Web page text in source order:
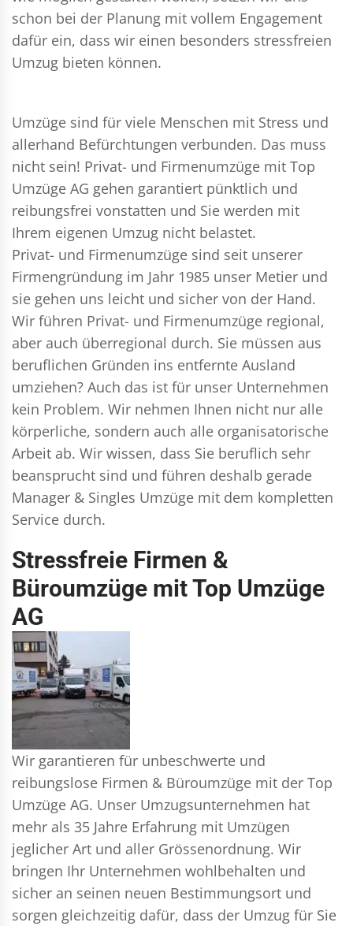
schon bei der Planung mit vollem Engagement
dafür ein, dass wir einen besonders stressfreien
Umzug bieten können.
Umzüge sind für viele Menschen mit Stress und
allerhand Befürchtungen verbunden. Das muss
nicht sein! Privat- und Firmenumzüge mit Top
Umzüge AG gehen garantiert pünktlich und
reibungsfrei vonstatten und Sie werden mit
Ihrem eigenen Umzug nicht belastet.
Privat- und Firmenumzüge sind seit unserer
Firmengründung im Jahr 1985 unser Metier und
sie gehen uns leicht und sicher von der Hand.
Wir führen Privat- und Firmenumzüge regional,
aber auch überregional durch. Sie müssen aus
beruflichen Gründen ins entfernte Ausland
umziehen? Auch das ist für unser Unternehmen
kein Problem. Wir nehmen Ihnen nicht nur alle
körperliche, sondern auch alle organisatorische
Arbeit ab. Wir wissen, dass Sie beruflich sehr
beansprucht sind und führen deshalb gerade
Manager & Singles Umzüge mit dem kompletten
Service durch.
Stressfreie Firmen &
Büroumzüge mit Top Umzüge
AG
Wir garantieren für unbeschwerte und
reibungslose Firmen & Büroumzüge mit der Top
Umzüge AG. Unser Umzugsunternehmen hat
mehr als 35 Jahre Erfahrung mit Umzügen
jeglicher Art und aller Grössenordnung. Wir
bringen Ihr Unternehmen wohlbehalten und
sicher an seinen neuen Bestimmungsort und
sorgen gleichzeitig dafür, dass der Umzug für Sie